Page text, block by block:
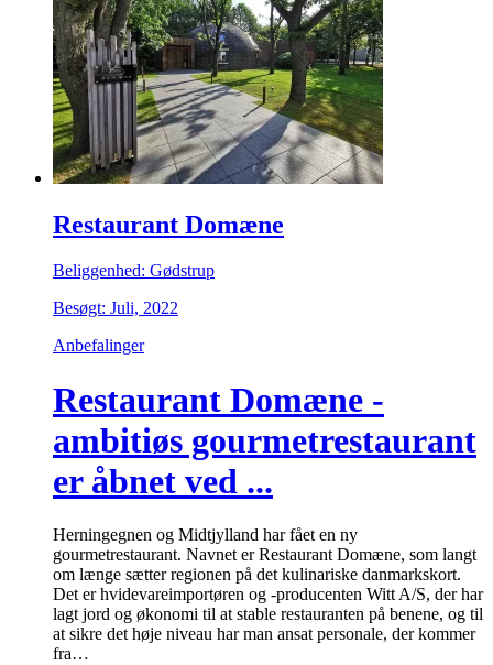
Restaurant Domæne
Beliggenhed: Gødstrup
Besøgt: Juli, 2022
Anbefalinger
Restaurant Domæne -
ambitiøs gourmetrestaurant
er åbnet ved ...
Herningegnen og Midtjylland har fået en ny
gourmetrestaurant. Navnet er Restaurant Domæne, som langt
om længe sætter regionen på det kulinariske danmarkskort.
Det er hvidevareimportøren og -producenten Witt A/S, der har
lagt jord og økonomi til at stable restauranten på benene, og til
at sikre det høje niveau har man ansat personale, der kommer
fra…